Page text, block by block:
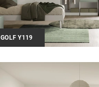
GOLF Y119